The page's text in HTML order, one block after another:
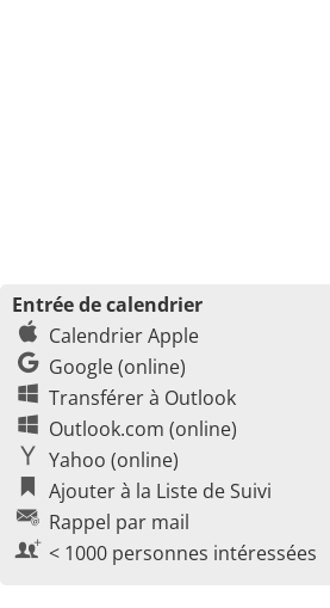
Entrée de calendrier
Calendrier Apple
Google (online)
Transférer à Outlook
Outlook.com (online)
Yahoo (online)
Ajouter à la Liste de Suivi
Rappel par mail
< 1000 personnes intéressées